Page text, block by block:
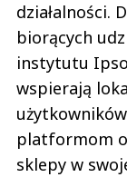
działalności.
biorących
instytutu
wspierają
platformom
sklepy w